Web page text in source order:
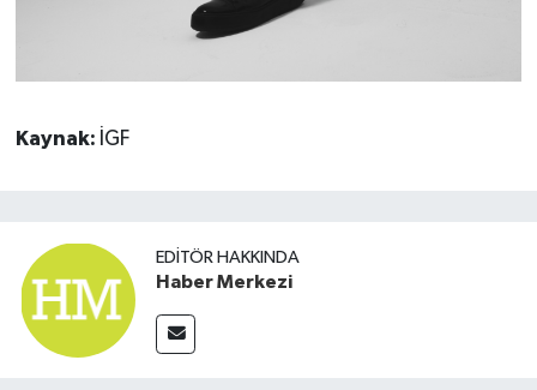
Kaynak: İGF
EDITÖR HAKKINDA
Haber Merkezi